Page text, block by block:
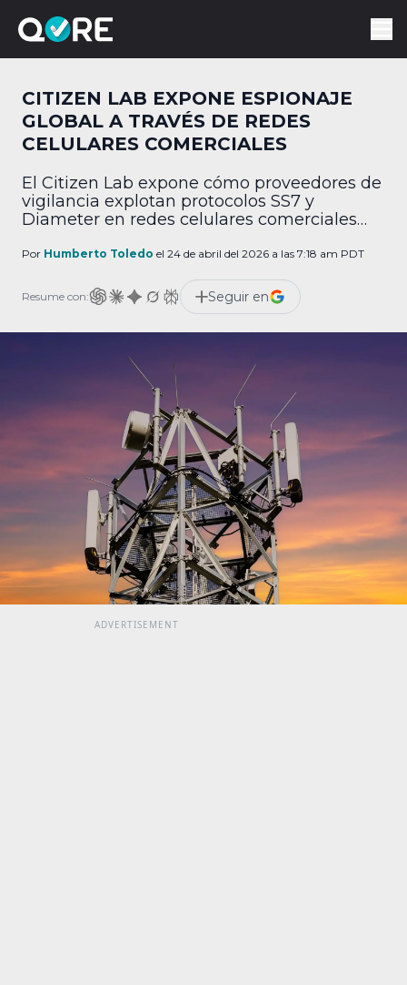
CITIZEN LAB EXPONE ESPIONAJE
GLOBAL A TRAVÉS DE REDES
CELULARES COMERCIALES
El Citizen Lab expone cómo proveedores de
vigilancia explotan protocolos SS7 y
Diameter en redes celulares comerciales
Por Humberto Toledo el 24 de abril del 2026 a las 7:18 am PDT
Resume con: Seguir en